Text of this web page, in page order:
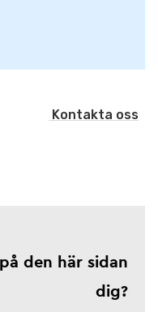
Kontakta oss
den här sidan
dig?